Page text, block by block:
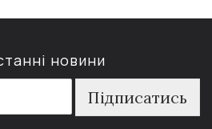
новини
Підписатись